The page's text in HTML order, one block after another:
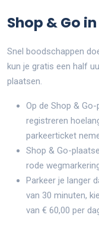
Shop & Go
Snel boodschappen
kun je gratis een half
plaatsen.
Op de Shop &
registreren
parkeerticket
Shop & Go-
rode
Parkeer je langer
van 30 minuten,
van € 60,00 per